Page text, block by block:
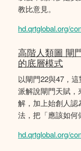
教比意見。
hd.qrtglobal.org/
高階人類圖 閘
的底層模式
以閘門22與47，
派解說閘門天賦，
解，加上始創人認
法，把「應該如何
hd.qrtglobal.org/